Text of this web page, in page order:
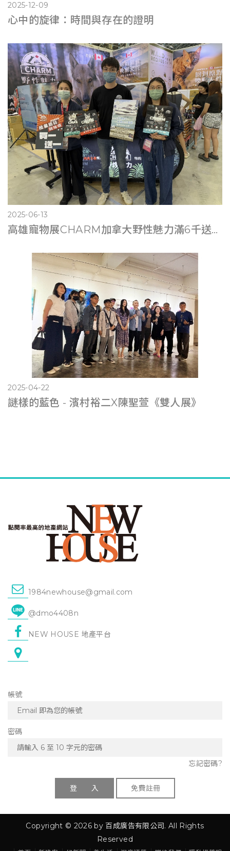
2025-12-09
心中的旋律：時間與存在的證明
2025-06-13
高雄寵物展CHARM加拿大野性魅力滿6千送遊艇體驗
2025-04-22
謎樣的藍色 - 濱村裕二X陳聖萱《雙人展》
1984newhouse@gmail.com
@dmo4408n
NEW HOUSE 地產平台
帳號
密碼
忘記密碼?
登 入 免費註冊
Copyright © 2026 by 百成廣告有限公司. All Rights
Reserved